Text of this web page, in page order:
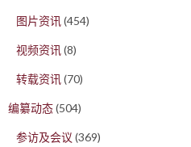
图片资讯(454)
视频资讯(8)
转载资讯(70)
编纂动态(504)
参访及会议 (369)